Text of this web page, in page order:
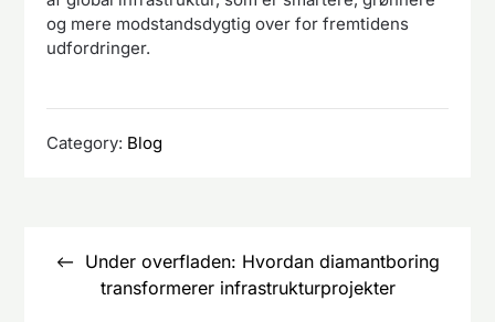
og mere modstandsdygtig over for fremtidens
udfordringer.
Category: Blog
Under overfladen: Hvordan diamantboring
transformerer infrastrukturprojekter